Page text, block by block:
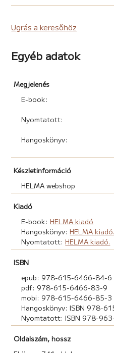
Ugrás a keresőhöz
Egyéb adatok
Megjelenés
E-book:
Nyomtatott:
Hangoskönyv:
Készletinformáció
HELMA webshop
Kiadó
E-book: HELMA kiadó
Hangoskönyv: HELMA kiadó.
Nyomtatott: HELMA kiadó.
ISBN
epub: 978-615-6466-84-6
pdf: 978-615-6466-83-9
mobi: 978-615-6466-85-3
Hangoskönyv: ISBN 978-
Nyomtatott: ISBN 978-
Oldalszám, hossz